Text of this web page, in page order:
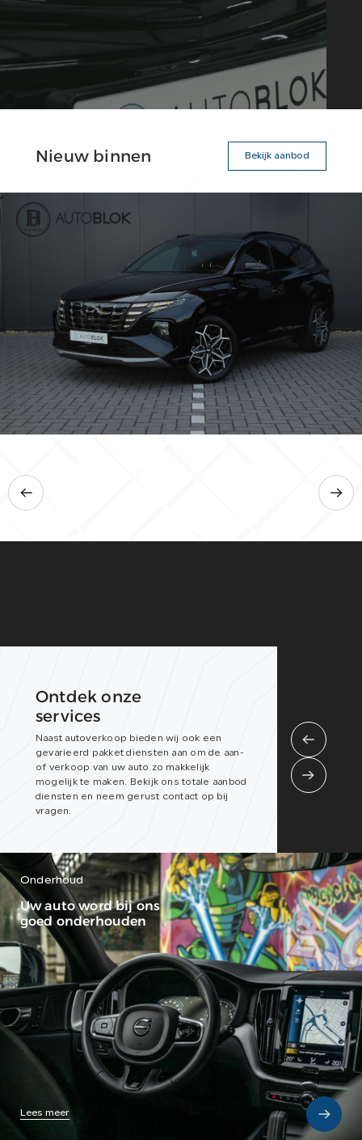
Nieuw binnen Bekijk aanbod
Ontdek onze
services
Naast autoverkoop bieden wij ook een
gevarieerd pakket diensten aan om de aan-
of verkoop van uw auto zo makkelijk
mogelijk te maken. Bekijk ons totale aanbod
diensten en neem gerust contact op bij
vragen.
Onderhoud
Uw auto word bij ons
goed onderhouden
Lees meer